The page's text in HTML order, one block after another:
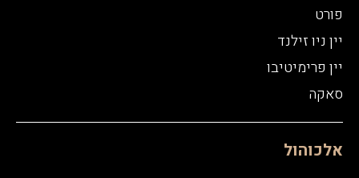
פורט
יין ניו זילנד
יין פרימיטיבו
סאקה
אלכוהול